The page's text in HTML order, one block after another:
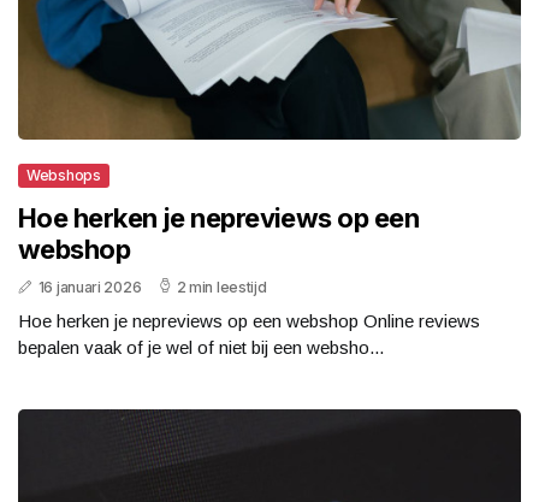
Webshops
Hoe herken je nepreviews op een
webshop
16 januari 2026 2 min leestijd
Hoe herken je nepreviews op een webshop Online reviews
bepalen vaak of je wel of niet bij een websho...